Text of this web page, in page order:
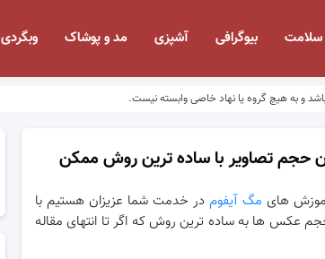
سلامت بیوگرافی آشپزی مد و پوشاک وبگردی
و به هیچ گروه یا نهاد خاصی وابسته نیست.
حجم تصاویر با ساده ترین روش ممکن
های مگ آیفومدر خدمت شما عزیزان هستیم با
عکس ها به ساده ترین روش که اگر تا انتهای مقاله